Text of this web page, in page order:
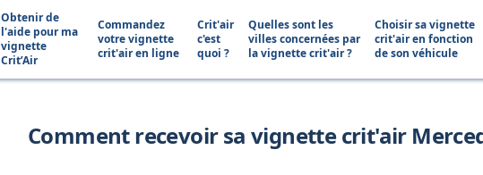
Obtenir de
l'aide pour ma
vignette
Crit’Air
Commandez
votre vignette
crit'air en ligne
Crit'air
c'est
quoi ?
Quelles sont les
villes concernées par
la vignette crit'air ?
Choisir sa vignette
crit'air en fonction
de son véhicule
Comment recevoir sa vignette crit'air